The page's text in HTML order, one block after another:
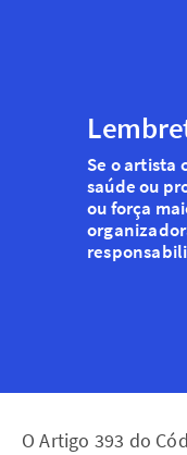
Se o artista
saúde ou
ou força
O Artigo 393 do